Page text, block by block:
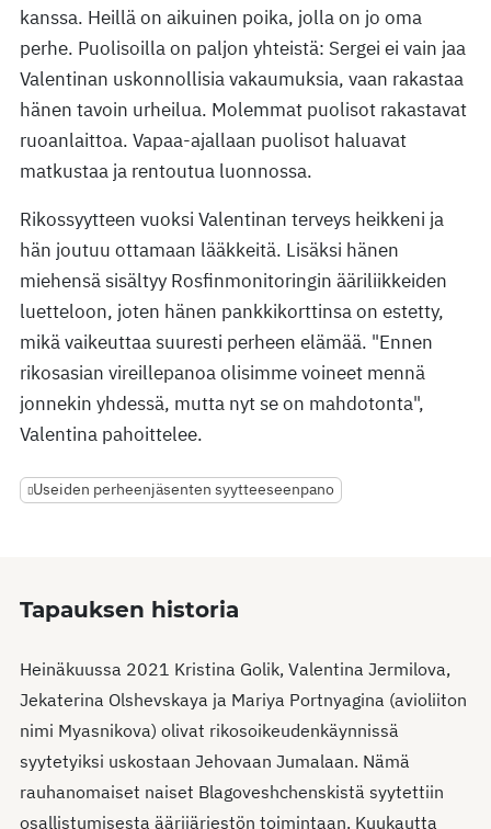
kanssa. Heillä on aikuinen poika, jolla on jo oma
perhe. Puolisoilla on paljon yhteistä: Sergei ei vain jaa
Valentinan uskonnollisia vakaumuksia, vaan rakastaa
hänen tavoin urheilua. Molemmat puolisot rakastavat
ruoanlaittoa. Vapaa-ajallaan puolisot haluavat
matkustaa ja rentoutua luonnossa.
Rikossyytteen vuoksi Valentinan terveys heikkeni ja
hän joutuu ottamaan lääkkeitä. Lisäksi hänen
miehensä sisältyy Rosfinmonitoringin ääriliikkeiden
luetteloon, joten hänen pankkikorttinsa on estetty,
mikä vaikeuttaa suuresti perheen elämää. "Ennen
rikosasian vireillepanoa olisimme voineet mennä
jonnekin yhdessä, mutta nyt se on mahdotonta",
Valentina pahoittelee.
Useiden perheenjäsenten syytteeseenpano
Tapauksen historia
Heinäkuussa 2021 Kristina Golik, Valentina Jermilova,
Jekaterina Olshevskaya ja Mariya Portnyagina (avioliiton
nimi Myasnikova) olivat rikosoikeudenkäynnissä
syytetyiksi uskostaan Jehovaan Jumalaan. Nämä
rauhanomaiset naiset Blagoveshchenskistä syytettiin
osallistumisesta äärijärjestön toimintaan. Kuukautta